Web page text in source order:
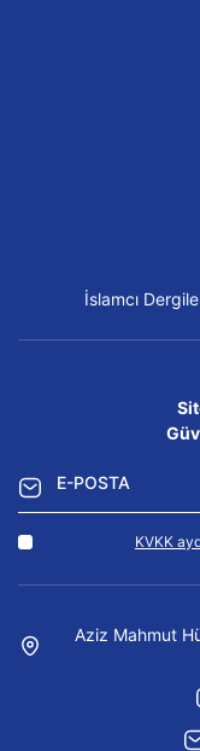
İslamcı
KVKK
Aziz Mahmut